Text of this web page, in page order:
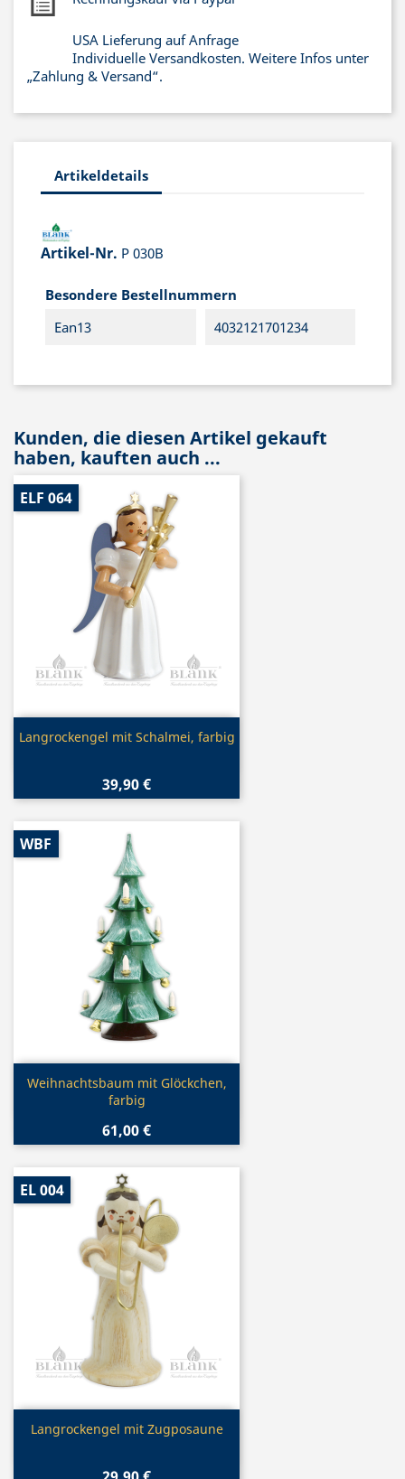
USA Lieferung auf Anfrage
Individuelle Versandkosten. Weitere Infos unter
„Zahlung & Versand“.
Artikeldetails
Artikel-Nr. P 030B
Besondere Bestellnummern
Ean13
4032121701234
Kunden, die diesen Artikel gekauft
haben, kauften auch ...
Vorschau
Langrockengel mit Schalmei, farbig
39,90 €
ELF 064
Vorschau
Weihnachtsbaum mit Glöckchen,
farbig
61,00 €
WBF
Vorschau
Langrockengel mit Zugposaune
EL 004